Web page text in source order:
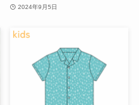
2024年9月5日